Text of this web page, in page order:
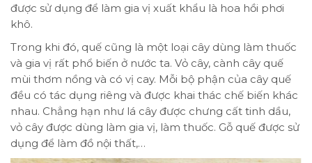
được sử dụng để làm gia vị xuất khẩu là hoa hồi phơi
khô.
Trong khi đó, quế cũng là một loại cây dùng làm thuốc
và gia vị rất phổ biến ở nước ta. Vỏ cây, cành cây quế
mùi thơm nồng và có vị cay. Mỗi bộ phận của cây quế
đều có tác dụng riêng và được khai thác chế biến khác
nhau. Chẳng hạn như lá cây được chưng cất tinh dầu,
vỏ cây được dùng làm gia vị, làm thuốc. Gỗ quế được sử
dụng để làm đồ nội thất,…